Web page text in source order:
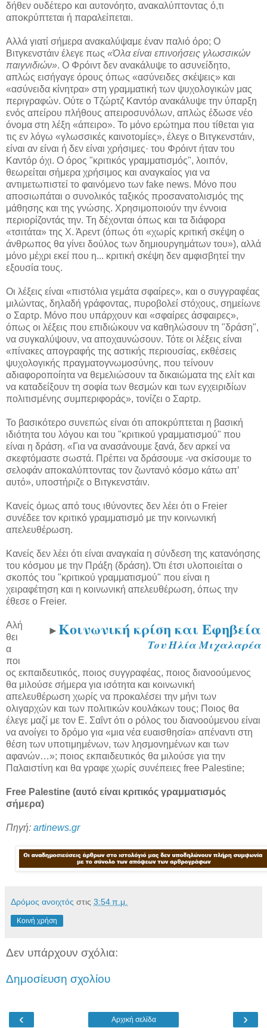
δήθεν ουδέτερο και αυτονόητο, ανακαλύπτοντας ό,τι
αποκρύπτεται ή παραλείπεται.
Αλλά γιατί σήμερα ανακαλύψαμε έναν παλιό όρο; Ο
Βιτγκενστάιν έλεγε πως «Όλα είναι επινοήσεις γλωσσικών
παιγνιδιών». Ο Φρόιντ δεν ανακάλυψε το ασυνείδητο,
απλώς εισήγαγε όρους όπως «ασύνειδες σκέψεις» και
«ασύνειδα κίνητρα» στη γραμματική των ψυχολογικών μας
περιγραφών. Ούτε ο Τζώρτζ Καντόρ ανακάλυψε την ύπαρξη
ενός απείρου πλήθους απειροσυνόλων, απλώς έδωσε νέο
όνομα στη λέξη «άπειρο». Το μόνο ερώτημα που τίθεται για
τις εν λόγω «γλωσσικές καινοτομίες», έλεγε ο Βιτγκενστάιν,
είναι αν είναι ή δεν είναι χρήσιμες· του Φρόιντ ήταν του
Καντόρ όχι. Ο όρος "κριτικός γραμματισμός", λοιπόν,
θεωρείται σήμερα χρήσιμος και αναγκαίος για να
αντιμετωπιστεί το φαινόμενο των fake news. Μόνο που
αποσιωπάται ο συνολικός ταξικός προσανατολισμός της
μάθησης και της γνώσης. Χρησιμοποιούν την έννοια
περιορίζοντάς την. Τη δέχονται όπως και τα διάφορα
«τσιτάτα» της Χ. Άρεντ (όπως ότι «χωρίς κριτική σκέψη ο
άνθρωπος θα γίνει δούλος των δημιουργημάτων του»), αλλά
μόνο μέχρι εκεί που η... κριτική σκέψη δεν αμφισβητεί την
εξουσία τους.
Οι λέξεις είναι «πιστόλια γεμάτα σφαίρες», και ο συγγραφέας
μιλώντας, δηλαδή γράφοντας, πυροβολεί στόχους, σημείωνε
ο Σαρτρ. Μόνο που υπάρχουν και «σφαίρες άσφαιρες»,
όπως οι λέξεις που επιδιώκουν να καθηλώσουν τη "δράση",
να συγκαλύψουν, να αποχαυνώσουν. Τότε οι λέξεις είναι
«πίνακες απογραφής της αστικής περιουσίας, εκθέσεις
ψυχολογικής πραγματογνωμοσύνης, που τείνουν
αδιαφοροποίητα να θεμελιώσουν τα δικαιώματα της ελίτ και
να καταδείξουν τη σοφία των θεσμών και των εγχειριδίων
πολιτισμένης συμπεριφοράς», τονίζει ο Σαρτρ.
Το βασικότερο συνεπώς είναι ότι αποκρύπτεται η βασική
ιδιότητα του λόγου και του "κριτικού γραμματισμού" που
είναι η δράση. «Για να ανασάνουμε ξανά, δεν αρκεί να
σκεφτόμαστε σωστά. Πρέπει να δράσουμε -να σκίσουμε το
σελοφάν αποκαλύπτοντας τον ζωντανό κόσμο κάτω απ’
αυτό», υποστήριζε ο Βιτγκενστάιν.
Κανείς όμως από τους ιθύνοντες δεν λέει ότι ο Freier
συνέδεε τον κριτικό γραμματισμό με την κοινωνική
απελευθέρωση.
Κανείς δεν λέει ότι είναι αναγκαία η σύνδεση της κατανόησης
του κόσμου με την Πράξη (δράση). Ότι έτσι υλοποιείται ο
σκοπός του "κριτικού γραμματισμού" που είναι η
χειραφέτηση και η κοινωνική απελευθέρωση, όπως την
έθεσε ο Freier.
►Κοινωνική κρίση και Εφηβεία
Του Ηλία Μιχαλαρέα
Αλή
θει
α
ποι
ος εκπαιδευτικός, ποιος συγγραφέας, ποιος διανοούμενος
θα μιλούσε σήμερα για ισότητα και κοινωνική
απελευθέρωση χωρίς να προκαλέσει την μήνι των
ολιγαρχών και των πολιτικών κουλάκων τους; Ποιος θα
έλεγε μαζί με τον Ε. Σαΐντ ότι ο ρόλος του διανοούμενου είναι
να ανοίγει το δρόμο για «μια νέα ευαισθησία» απέναντι στη
θέση των υποτιμημένων, των λησμονημένων και των
αφανών…»; ποιος εκπαιδευτικός θα μιλούσε για την
Παλαιστίνη και θα γραφε χωρίς συνέπειες free Palestine;
Free Palestine (αυτό είναι κριτικός γραμματισμός
σήμερα)
Πηγή: artinews.gr
Δρόμος ανοιχτός στις 3:54 π.μ.
Κοινή χρήση
Δεν υπάρχουν σχόλια:
Δημοσίευση σχολίου
‹ ›
Αρχική σελίδα